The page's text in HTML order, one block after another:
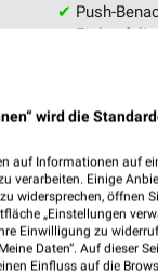
✔ Push-
✔
wird die
auf Informationen auf
verarbeiten. Einige
widersprechen, öffnen
„Einstellungen
Einwilligung zu
Daten“. Auf dieser
Einfluss auf die